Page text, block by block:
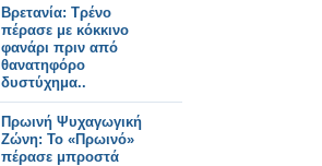
Βρετανία: Τρένο
πέρασε με κόκκινο
φανάρι πριν από
θανατηφόρο
δυστύχημα..
Πρωινή Ψυχαγωγική
Ζώνη: Το «Πρωινό»
πέρασε μπροστά